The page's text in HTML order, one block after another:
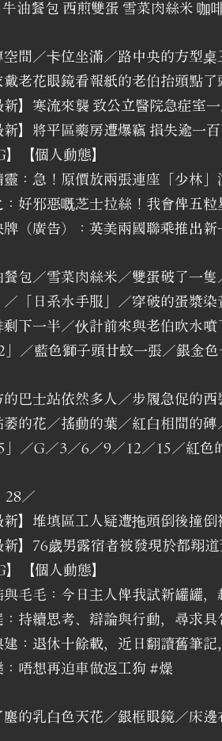
牛油餐包 西煎雙蛋 雪菜肉絲米 咖
空間／卡位坐滿／路中央的方型
戴老花眼鏡看報紙的老伯抬頭點
新】寒流來襲 致公立醫院急症室
新】將平區藥房遭爆竊 損失逾一
】【個人動態】
靈：急！原價放兩張連座「少林
：好邪惡嘅芝士拉絲！我會俾五
牌（廣告）：英美兩國聯乘推出
餐包／雪菜肉絲米／雙蛋破了一
／「日系水手服」／穿破的蛋漿
剩下一半／伙計前來與老伯吹水
」／藍色獅子頭廿蚊一張／銀金
的巴士站依然多人／步履急促的
萎的花／搖動的葉／紅白相間的
」／G／3／6／9／12／15／紅
28／
新】堆填區工人疑遭拖頭倒後撞
新】76歲男露宿者被發現於都翔
】【個人動態】
與毛毛：今日主人俾我試新罐罐，
：持續思考、辯論與行動，尋求
建：退休十餘載，近日翻讀舊筆
：唔想再迫車做返工狗 #燥
塵的乳白色天花／銀框眼鏡／床